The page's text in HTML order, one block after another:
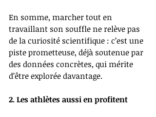
En somme, marcher tout en
travaillant son souffle ne relève pas
de la curiosité scientifique : c’est une
piste prometteuse, déjà soutenue par
des données concrètes, qui mérite
d’être explorée davantage.
2. Les athlètes aussi en profitent